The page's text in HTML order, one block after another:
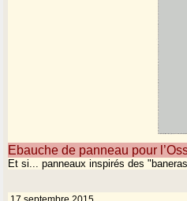
Ebauche de panneau pour
Et si... panneaux inspirés des
17 septembre 2015